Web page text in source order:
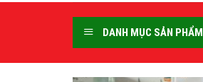
DANH MỤC SẢN PHẨM